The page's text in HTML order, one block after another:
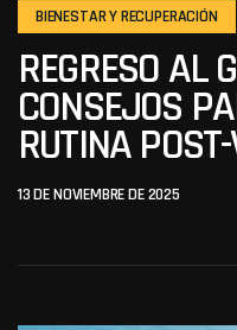
BIENESTAR Y RECUPERACIÓN
REGRESO AL
CONSEJOS
RUTINA
13 DE NOVIEMBRE DE 2025